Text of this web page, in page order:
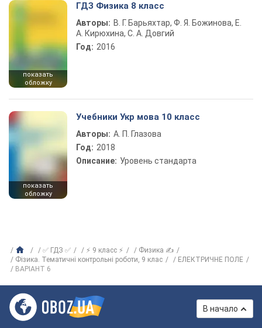
показать
обложку
ГДЗ Физика 8 класс
Авторы: В. Г. Барьяхтар, Ф. Я. Божинова, Е.
А. Кирюхина, С. А. Довгий
Год: 2016
показать
обложку
Учебники Укр мова 10 класс
Авторы: А. П. Глазова
Год: 2018
Описание: Уровень стандарта
✅ ГДЗ ✅ ⚡ 9 класс ⚡
Физика ✍
Фізика. Тематичні контрольні роботи, 9 клас
ЕЛЕКТРИЧНЕ ПОЛЕ
ВАРIАНТ 6
В начало